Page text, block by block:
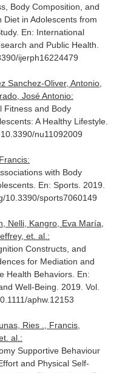
Body Composition, and
in Adolescents from
En: International
and Public Health
ijerph16224479
Sanchez-Oliver, Antonio,
José Antonio:
Fitness and Body
A Healthy Lifestyle.
nu11092009
with Body
En: Sports. 2019.
10.3390/sports7060149
Nelli, Kangro, Eva María,
et. al.:
Constructs, and
for Mediation and
Health Behaviors. En:
Well-Being . 2019. Vol.
aphw.12153
Ries ., Francis,
al.:
Supportive Behaviour
and Physical Self-